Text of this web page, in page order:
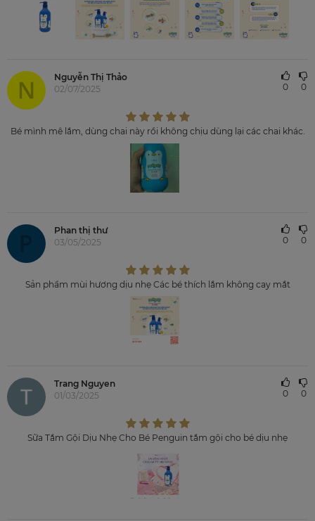
Nguyễn Thị Thảo
02/07/2025
Bé mình mê lắm, dùng chai này rồi không chịu dùng lại các chai khác.
0 0
Phan thị thư
03/05/2025
Sản phẩm mùi hương dịu nhẹ Các bé thích lắm không cay mắt
0 0
Trang Nguyen
01/03/2025
Sữa Tắm Gội Dịu Nhẹ Cho Bé Penguin tắm gội cho bé dịu nhẹ
0 0